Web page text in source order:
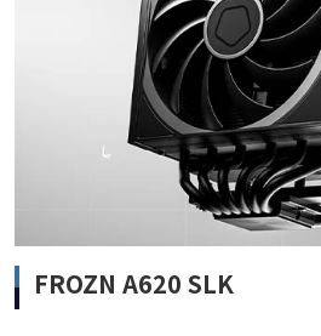
FROZN A620 SLK